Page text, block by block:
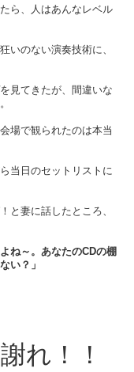
ら、人はあんなレベル
いのない演奏技術に、
見てきたが、間違いな
場で観られたのは本当
当日のセットリストに
と妻に話したところ、
ね～。あなたのCDの棚
い？」
れ！！